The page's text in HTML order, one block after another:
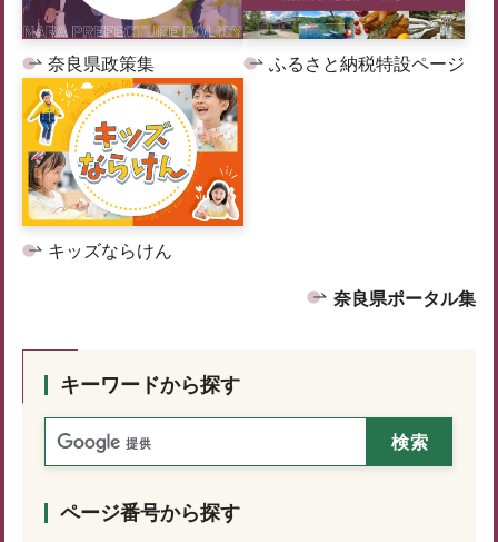
奈良県政策集 ふるさと納税特設ページ
キッズならけん
奈良県ポータル集
キーワードから探す
ページ番号から探す